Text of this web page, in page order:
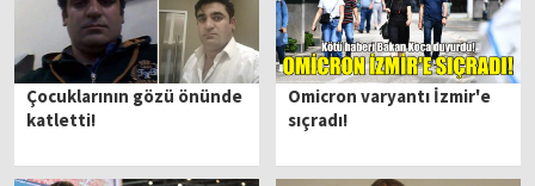
Çocuklarının gözü önünde
katletti!
Omicron varyantı İzmir'e
sıçradı!